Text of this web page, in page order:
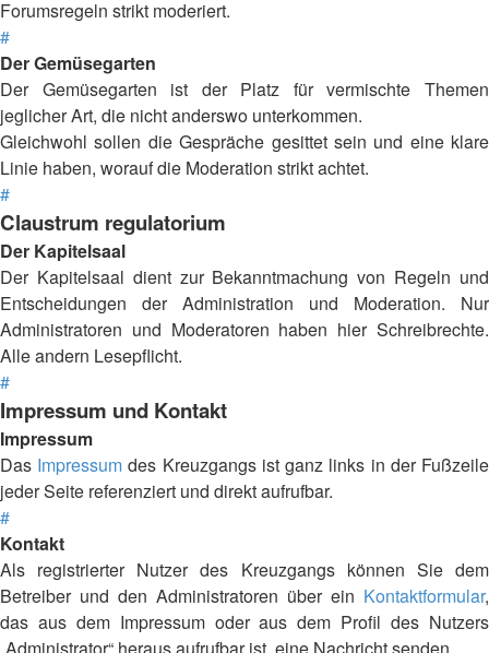
Forumsregeln strikt moderiert.
#
Der Gemüsegarten
Der Gemüsegarten ist der Platz für vermischte Themen
jeglicher Art, die nicht anderswo unterkommen.
Gleichwohl sollen die Gespräche gesittet sein und eine klare
Linie haben, worauf die Moderation strikt achtet.
#
Claustrum regulatorium
Der Kapitelsaal
Der Kapitelsaal dient zur Bekanntmachung von Regeln und
Entscheidungen der Administration und Moderation. Nur
Administratoren und Moderatoren haben hier Schreibrechte.
Alle andern Lesepflicht.
#
Impressum und Kontakt
Impressum
Das Impressum des Kreuzgangs ist ganz links in der Fußzeile
jeder Seite referenziert und direkt aufrufbar.
#
Kontakt
Als registrierter Nutzer des Kreuzgangs können Sie dem
Betreiber und den Administratoren über ein Kontaktformular,
das aus dem Impressum oder aus dem Profil des Nutzers